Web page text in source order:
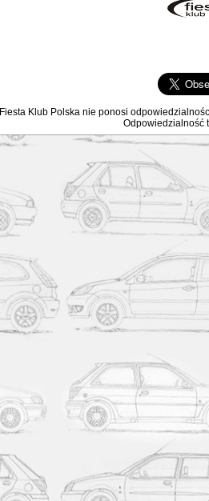
Fiesta Klub Polska nie ponosi
Odpowiedzialność